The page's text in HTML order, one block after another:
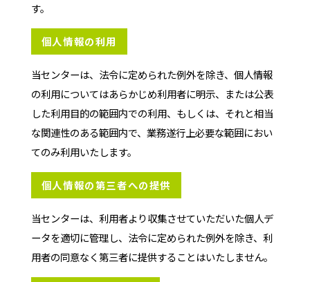
す。
個人情報の利用
当センターは、法令に定められた例外を除き、個人情報
の利用についてはあらかじめ利用者に明示、または公表
した利用目的の範囲内での利用、もしくは、それと相当
な関連性のある範囲内で、業務遂行上必要な範囲におい
てのみ利用いたします。
個人情報の第三者への提供
当センターは、利用者より収集させていただいた個人デ
ータを適切に管理し、法令に定められた例外を除き、利
用者の同意なく第三者に提供することはいたしません。